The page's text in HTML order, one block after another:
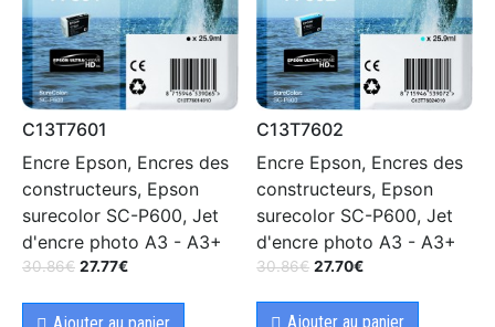
C13T7601
Encre Epson, Encres des
constructeurs, Epson
surecolor SC-P600, Jet
d'encre photo A3 - A3+
30.86€ 27.77€
Ajouter au panier
C13T7602
Encre Epson, Encres des
constructeurs, Epson
surecolor SC-P600, Jet
d'encre photo A3 - A3+
30.86€ 27.70€
Ajouter au panier